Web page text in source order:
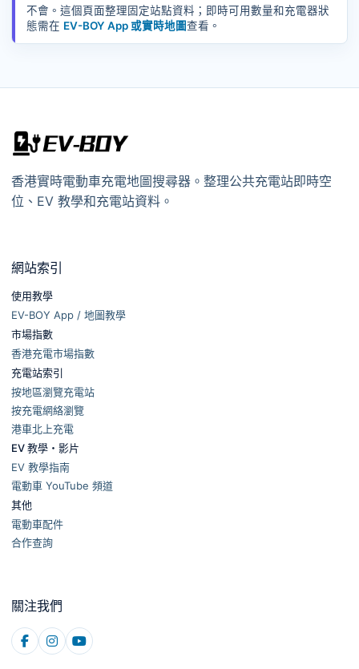
不會。這個頁面整理固定站點資料；即時可用數量和充電器狀
態需在 EV-BOY App 或實時地圖查看。
香港實時電動車充電地圖搜尋器。整理公共充電站即時空
位、EV 教學和充電站資料。
網站索引
使用教學
EV-BOY App / 地圖教學
市場指數
香港充電市場指數
充電站索引
按地區瀏覽充電站
按充電網絡瀏覽
港車北上充電
EV 教學・影片
EV 教學指南
電動車 YouTube 頻道
其他
電動車配件
合作查詢
關注我們